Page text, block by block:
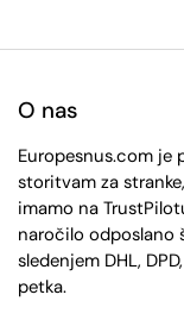
O nas
Europesnus.com je
storitvam za
imamo na
naročilo odposlano
sledenjem DHL,
petka.